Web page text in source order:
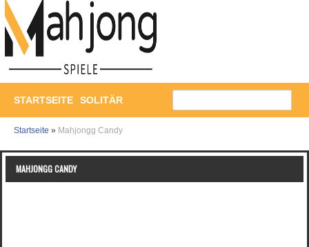
STARTSEITE SOLITÄR
Startseite » Mahjongg Candy
MAHJONGG CANDY